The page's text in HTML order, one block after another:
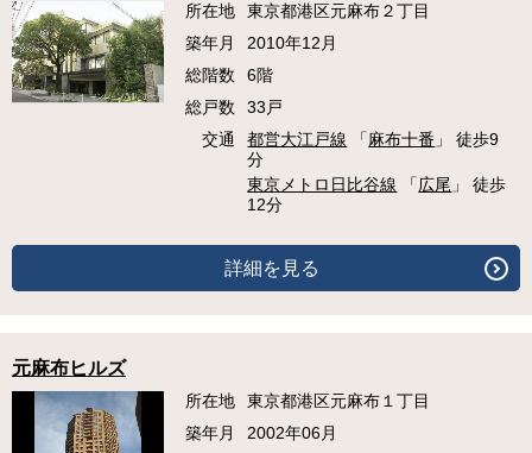
所在地
東京都港区元麻布２丁目
築年月
2010年12月
総階数
6階
総戸数
33戸
交通
都営大江戸線 「麻布十番 」 徒歩9
分
東京メトロ日比谷線 「広尾 」 徒歩
12分
詳細を見る
元麻布ヒルズ
所在地
東京都港区元麻布１丁目
築年月
2002年06月